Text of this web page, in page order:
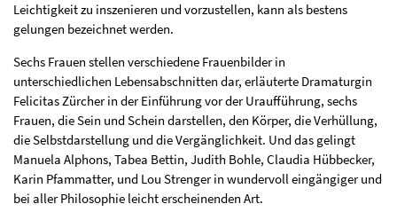
Leichtigkeit zu inszenieren und vorzustellen, kann als bestens
gelungen bezeichnet werden.
Sechs Frauen stellen verschiedene Frauenbilder in
unterschiedlichen Lebensabschnitten dar, erläuterte Dramaturgin
Felicitas Zürcher in der Einführung vor der Uraufführung, sechs
Frauen, die Sein und Schein darstellen, den Körper, die Verhüllung,
die Selbstdarstellung und die Vergänglichkeit. Und das gelingt
Manuela Alphons, Tabea Bettin, Judith Bohle, Claudia Hübbecker,
Karin Pfammatter, und Lou Strenger in wundervoll eingängiger und
bei aller Philosophie leicht erscheinenden Art.